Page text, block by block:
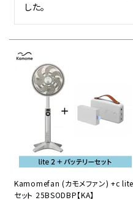
した。
Kamomefan (カモメファン) +c
セット 25BSODBP【KA】